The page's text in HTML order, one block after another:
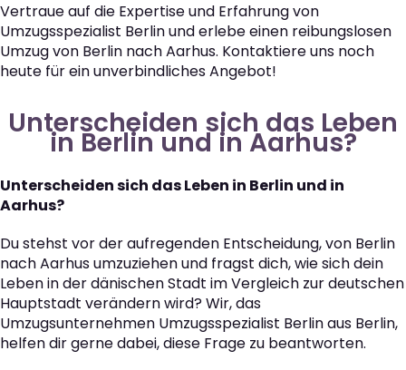
Vertraue auf die Expertise und Erfahrung von
Umzugsspezialist Berlin und erlebe einen reibungslosen
Umzug von Berlin nach Aarhus. Kontaktiere uns noch
heute für ein unverbindliches Angebot!
Unterscheiden sich das Leben
in Berlin und in Aarhus?
Unterscheiden sich das Leben in Berlin und in
Aarhus?
Du stehst vor der aufregenden Entscheidung, von Berlin
nach Aarhus umzuziehen und fragst dich, wie sich dein
Leben in der dänischen Stadt im Vergleich zur deutschen
Hauptstadt verändern wird? Wir, das
Umzugsunternehmen Umzugsspezialist Berlin aus Berlin,
helfen dir gerne dabei, diese Frage zu beantworten.